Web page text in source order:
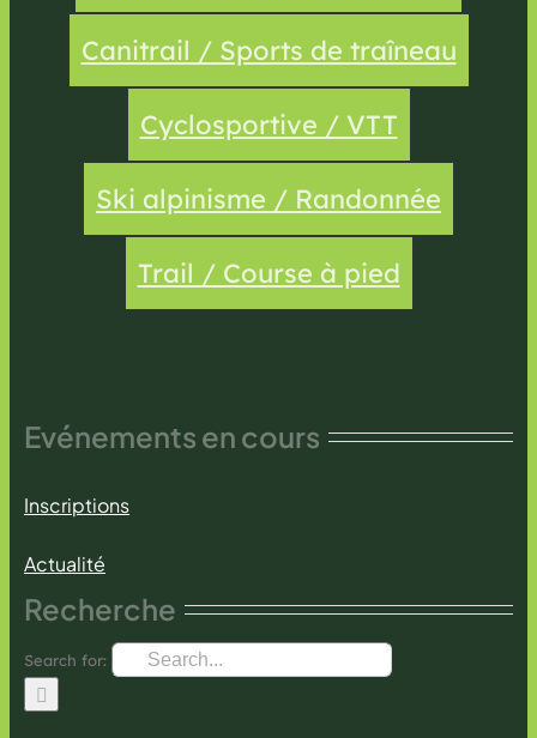
Canitrail / Sports de traîneau
Cyclosportive / VTT
Ski alpinisme / Randonnée
Trail / Course à pied
Evénements en cours
Inscriptions
Actualité
Recherche
Search for: